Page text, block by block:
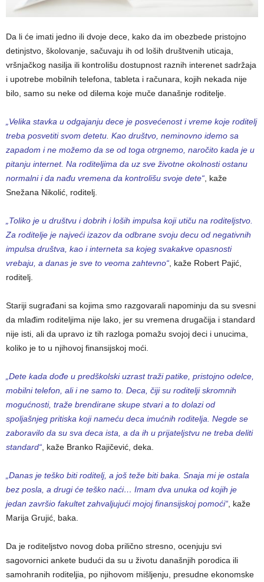
Da li će imati jedno ili dvoje dece, kako da im obezbede pristojno
detinjstvo, školovanje, sačuvaju ih od loših društvenih uticaja,
vršnjačkog nasilja ili kontrolišu dostupnost raznih interenet sadržaja
i upotrebe mobilnih telefona, tableta i računara, kojih nekada nije
bilo, samo su neke od dilema koje muče današnje roditelje.
„Velika stavka u odgajanju dece je posvećenost i vreme koje roditelj
treba posvetiti svom detetu. Kao društvo, neminovno idemo sa
zapadom i ne možemo da se od toga otrgnemo, naročito kada je u
pitanju internet. Na roditeljima da uz sve životne okolnosti ostanu
normalni i da nađu vremena da kontrolišu svoje dete“ , kaže
Snežana Nikolić, roditelj.
„Toliko je u društvu i dobrih i loših impulsa koji utiču na roditeljstvo.
Za roditelje je najveći izazov da odbrane svoju decu od negativnih
impulsa društva, kao i interneta sa kojeg svakakve opasnosti
vrebaju, a danas je sve to veoma zahtevno“ , kaže Robert Pajić,
roditelj.
Stariji sugrađani sa kojima smo razgovarali napominju da su svesni
da mlađim roditeljima nije lako, jer su vremena drugačija i standard
nije isti, ali da upravo iz tih razloga pomažu svojoj deci i unucima,
koliko je to u njihovoj finansijskoj moći.
„Dete kada dođe u predškolski uzrast traži patike, pristojno odelce,
mobilni telefon, ali i ne samo to. Deca, čiji su roditelji skromnih
mogućnosti, traže brendirane skupe stvari a to dolazi od
spoljašnjeg pritiska koji nameću deca imućnih roditelja. Negde se
zaboravilo da su sva deca ista, a da ih u prijateljstvu ne treba deliti
standard“ , kaže Branko Rajičević, deka.
„Danas je teško biti roditelj, a još teže biti baka. Snaja mi je ostala
bez posla, a drugi će teško naći… Imam dva unuka od kojih je
jedan završio fakultet zahvaljujući mojoj finansijskoj pomoći“ , kaže
Marija Grujić, baka.
Da je roditeljstvo novog doba prilično stresno, ocenjuju svi
sagovornici ankete budući da su u životu današnjih porodica ili
samohranih roditeljia, po njihovom mišljenju, presudne ekonomske